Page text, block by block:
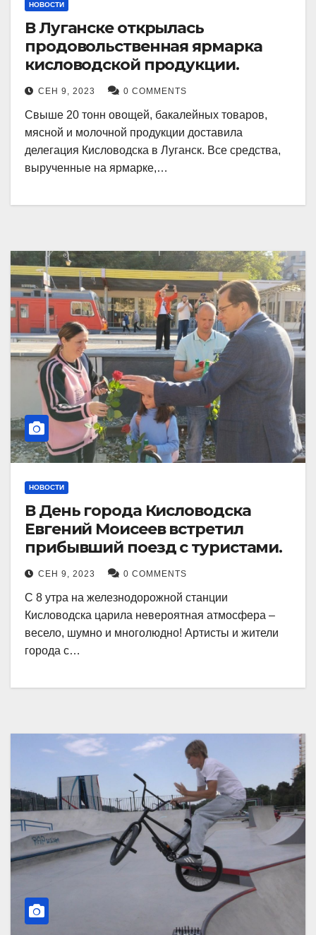
НОВОСТИ
В Луганске открылась
продовольственная ярмарка
кисловодской продукции.
СЕН 9, 2023 0 COMMENTS
Свыше 20 тонн овощей, бакалейных товаров,
мясной и молочной продукции доставила
делегация Кисловодска в Луганск. Все средства,
вырученные на ярмарке,…
НОВОСТИ
В День города Кисловодска
Евгений Моисеев встретил
прибывший поезд с туристами.
СЕН 9, 2023 0 COMMENTS
С 8 утра на железнодорожной станции
Кисловодска царила невероятная атмосфера –
весело, шумно и многолюдно! Артисты и жители
города с…